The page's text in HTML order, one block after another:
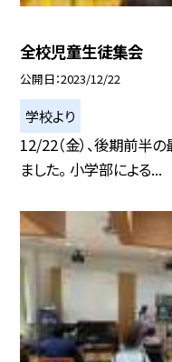
全校児童生徒集会
公開日 2023/12/22
学校より
12/22（金）、後期前半
ました。 小学部による...